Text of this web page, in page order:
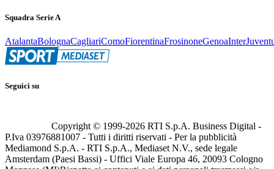
Squadra Serie A
AtalantaBolognaCagliariComoFiorentinaFrosinoneGenoaInter
Seguici su
Copyright © 1999-2026 RTI S.p.A. Business Digital -
P.Iva 03976881007 - Tutti i diritti riservati - Per la pubblicità
Mediamond S.p.A. - RTI S.p.A., Mediaset N.V., sede legale
Amsterdam (Paesi Bassi) - Uffici Viale Europa 46, 20093 Cologno